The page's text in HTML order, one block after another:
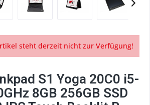
steht derzeit nicht zur Verfügung!
S1 Yoga 20C0 i5-
8GB 256GB SSD